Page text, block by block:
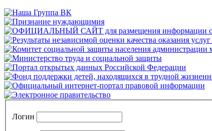
Логин